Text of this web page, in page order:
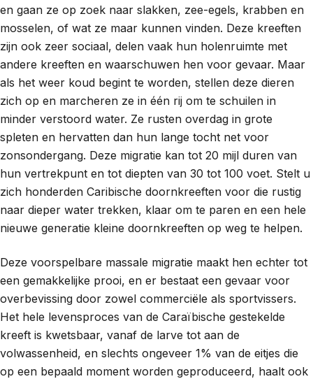
en gaan ze op zoek naar slakken, zee-egels, krabben en
mosselen, of wat ze maar kunnen vinden. Deze kreeften
zijn ook zeer sociaal, delen vaak hun holenruimte met
andere kreeften en waarschuwen hen voor gevaar. Maar
als het weer koud begint te worden, stellen deze dieren
zich op en marcheren ze in één rij om te schuilen in
minder verstoord water. Ze rusten overdag in grote
spleten en hervatten dan hun lange tocht net voor
zonsondergang. Deze migratie kan tot 20 mijl duren van
hun vertrekpunt en tot diepten van 30 tot 100 voet. Stelt u
zich honderden Caribische doornkreeften voor die rustig
naar dieper water trekken, klaar om te paren en een hele
nieuwe generatie kleine doornkreeften op weg te helpen.
Deze voorspelbare massale migratie maakt hen echter tot
een gemakkelijke prooi, en er bestaat een gevaar voor
overbevissing door zowel commerciële als sportvissers.
Het hele levensproces van de Caraïbische gestekelde
kreeft is kwetsbaar, vanaf de larve tot aan de
volwassenheid, en slechts ongeveer 1% van de eitjes die
op een bepaald moment worden geproduceerd, haalt ook